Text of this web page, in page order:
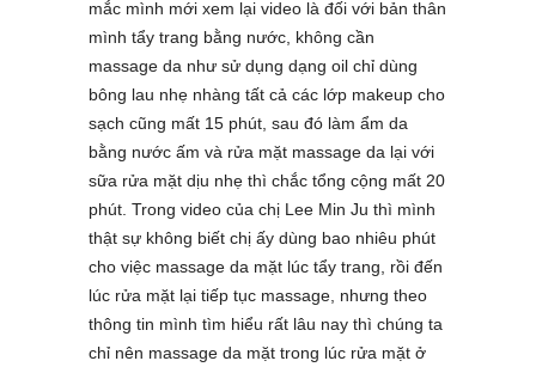
mắc mình mới xem lại video là đối với bản thân
mình tẩy trang bằng nước, không cần
massage da như sử dụng dạng oil chỉ dùng
bông lau nhẹ nhàng tất cả các lớp makeup cho
sạch cũng mất 15 phút, sau đó làm ẩm da
bằng nước ấm và rửa mặt massage da lại với
sữa rửa mặt dịu nhẹ thì chắc tổng cộng mất 20
phút. Trong video của chị Lee Min Ju thì mình
thật sự không biết chị ấy dùng bao nhiêu phút
cho việc massage da mặt lúc tẩy trang, rồi đến
lúc rửa mặt lại tiếp tục massage, nhưng theo
thông tin mình tìm hiểu rất lâu nay thì chúng ta
chỉ nên massage da mặt trong lúc rửa mặt ở